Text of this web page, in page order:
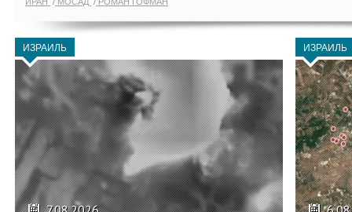
ИЗРАИЛЬ ИЗРАИЛЬ